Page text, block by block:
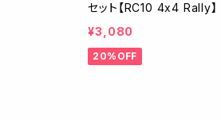
セット【RC10 4x4 Rally】
¥3,080
20%OFF